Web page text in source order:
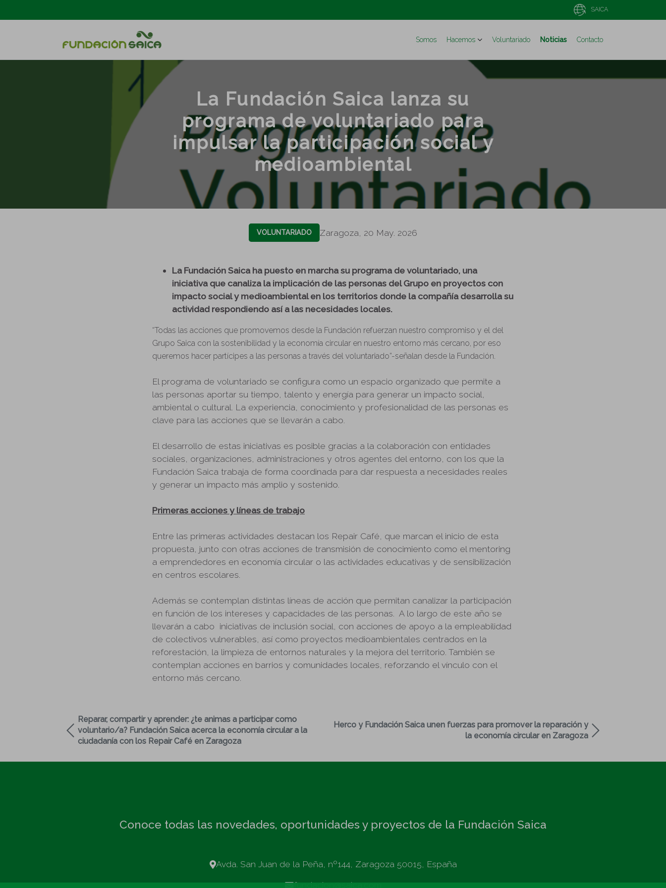
SAICA
Somos Hacemos Voluntariado Noticias Contacto
La Fundación Saica lanza su
programa de voluntariado para
impulsar la participación social y
medioambiental
VOLUNTARIADO Zaragoza, 20 May. 2026
La Fundación Saica ha puesto en marcha su programa de voluntariado, una
iniciativa que canaliza la implicación de las personas del Grupo en proyectos con
impacto social y medioambiental en los territorios donde la compañía desarrolla su
actividad respondiendo así a las necesidades locales.
“Todas las acciones que promovemos desde la Fundación refuerzan nuestro compromiso y el del
Grupo Saica con la sostenibilidad y la economía circular en nuestro entorno más cercano, por eso
queremos hacer partícipes a las personas a través del voluntariado”-señalan desde la Fundación.
El programa de voluntariado se configura como un espacio organizado que permite a
las personas aportar su tiempo, talento y energía para generar un impacto social,
ambiental o cultural. La experiencia, conocimiento y profesionalidad de las personas es
clave para las acciones que se llevarán a cabo.
El desarrollo de estas iniciativas es posible gracias a la colaboración con entidades
sociales, organizaciones, administraciones y otros agentes del entorno, con los que la
Fundación Saica trabaja de forma coordinada para dar respuesta a necesidades reales
y generar un impacto más amplio y sostenido.
Primeras acciones y líneas de trabajo
Entre las primeras actividades destacan los Repair Café, que marcan el inicio de esta
propuesta, junto con otras acciones de transmisión de conocimiento como el mentoring
a emprendedores en economía circular o las actividades educativas y de sensibilización
en centros escolares.
Además se contemplan distintas líneas de acción que permitan canalizar la participación
en función de los intereses y capacidades de las personas. A lo largo de este año se
llevarán a cabo iniciativas de inclusión social, con acciones de apoyo a la empleabilidad
de colectivos vulnerables, así como proyectos medioambientales centrados en la
reforestación, la limpieza de entornos naturales y la mejora del territorio. También se
contemplan acciones en barrios y comunidades locales, reforzando el vínculo con el
entorno más cercano.
Reparar, compartir y aprender: ¿te animas a participar como
voluntario/a? Fundación Saica acerca la economía circular a la
ciudadanía con los Repair Café en Zaragoza
Herco y Fundación Saica unen fuerzas para promover la reparación y
la economía circular en Zaragoza
Conoce todas las novedades, oportunidades y proyectos de la Fundación Saica
Avda. San Juan de la Peña, nº144, Zaragoza 50015, España
fundacion@saica.com